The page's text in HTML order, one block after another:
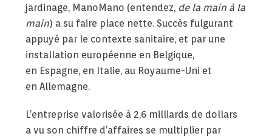
jardinage, ManoMano (entendez, de la main à la
main) a su faire place nette. Succès fulgurant
appuyé par le contexte sanitaire, et par une
installation européenne en Belgique,
en Espagne, en Italie, au Royaume-Uni et
en Allemagne.
L’entreprise valorisée à 2,6 milliards de dollars
a vu son chiffre d’affaires se multiplier par